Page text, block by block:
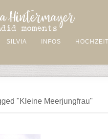
SILVIA INFOS
"Kleine Meerjungfrau"